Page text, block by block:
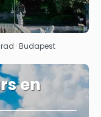
· Budapest
en